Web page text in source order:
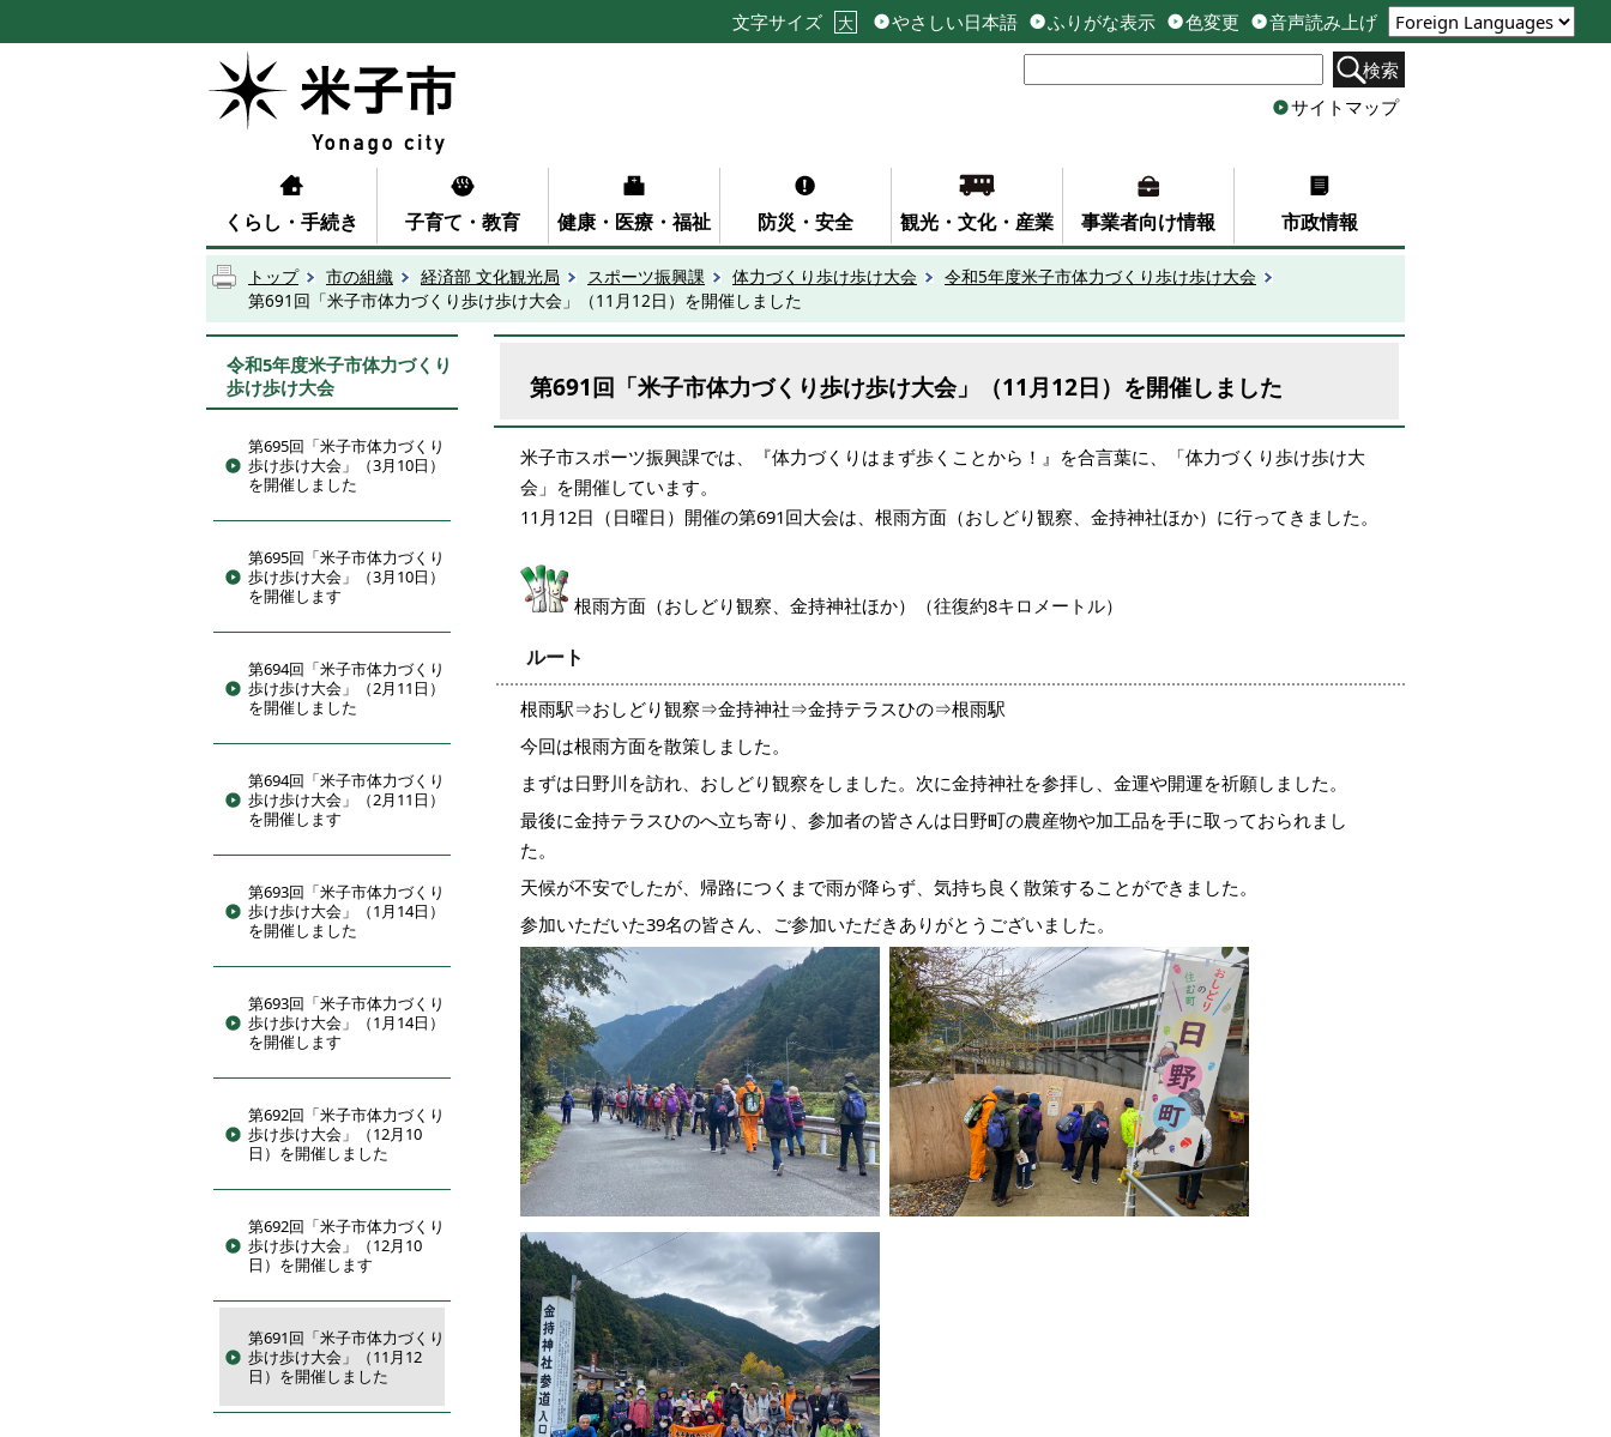
文字サイズ 大 やさしい日本語 ふりがな表示 色変更
音声読み上げ
検索
サイトマップ
くらし・手続き 子育て・教育 健康・医療・福祉 防災・安全 観光・文化・産業 事業者向け情報 市政情報
トップ 市の組織 経済部 文化観光局 スポーツ振興課 体力づくり歩け歩け大会
令和5年度米子市体力づくり歩け歩け大会
第691回「米子市体力づくり歩け歩け大会」（11月12日）を開催しました
令和5年度米子市体力づくり
歩け歩け大会
第695回「米子市体力づくり
歩け歩け大会」（3月10日）
を開催しました
第695回「米子市体力づくり
歩け歩け大会」（3月10日）
を開催します
第694回「米子市体力づくり
歩け歩け大会」（2月11日）
を開催しました
第694回「米子市体力づくり
歩け歩け大会」（2月11日）
を開催します
第693回「米子市体力づくり
歩け歩け大会」（1月14日）
を開催しました
第693回「米子市体力づくり
歩け歩け大会」（1月14日）
を開催します
第692回「米子市体力づくり
歩け歩け大会」（12月10
日）を開催しました
第692回「米子市体力づくり
歩け歩け大会」（12月10
日）を開催します
第691回「米子市体力づくり
歩け歩け大会」（11月12
日）を開催しました
第691回「米子市体力づくり歩け歩け大会」（11月12日）を開催しました
米子市スポーツ振興課では、『体力づくりはまず歩くことから！』を合言葉に、「体力づくり歩け歩け大
会」を開催しています。
11月12日（日曜日）開催の第691回大会は、根雨方面（おしどり観察、金持神社ほか）に行ってきました。
根雨方面（おしどり観察、金持神社ほか） （往復約8キロメートル）
ルート
根雨駅⇒おしどり観察⇒金持神社⇒金持テラスひの⇒根雨駅
今回は根雨方面を散策しました。
まずは日野川を訪れ、おしどり観察をしました。次に金持神社を参拝し、金運や開運を祈願しました。
最後に金持テラスひのへ立ち寄り、参加者の皆さんは日野町の農産物や加工品を手に取っておられまし
た。
天候が不安でしたが、帰路につくまで雨が降らず、気持ち良く散策することができました。
参加いただいた39名の皆さん、ご参加いただきありがとうございました。